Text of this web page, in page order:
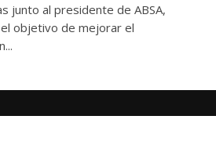
junto al presidente de ABSA,
objetivo de mejorar el